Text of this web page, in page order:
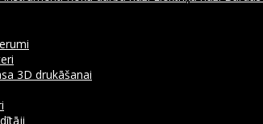
3D drukāšanai